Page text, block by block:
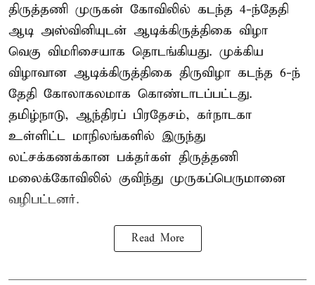
திருத்தணி முருகன் கோவிலில் கடந்த 4-ந்தேதி
ஆடி அஸ்வினியுடன் ஆடிக்கிருத்திகை விழா
வெகு விமரிசையாக தொடங்கியது. முக்கிய
விழாவான ஆடிக்கிருத்திகை திருவிழா கடந்த 6-ந்
தேதி கோலாகலமாக கொண்டாடப்பட்டது.
தமிழ்நாடு, ஆந்திரப் பிரதேசம், கர்நாடகா
உள்ளிட்ட மாநிலங்களில் இருந்து
லட்சக்கணக்கான பக்தர்கள் திருத்தணி
மலைக்கோவிலில் குவிந்து முருகப்பெருமானை
வழிபட்டனர்.
Read More